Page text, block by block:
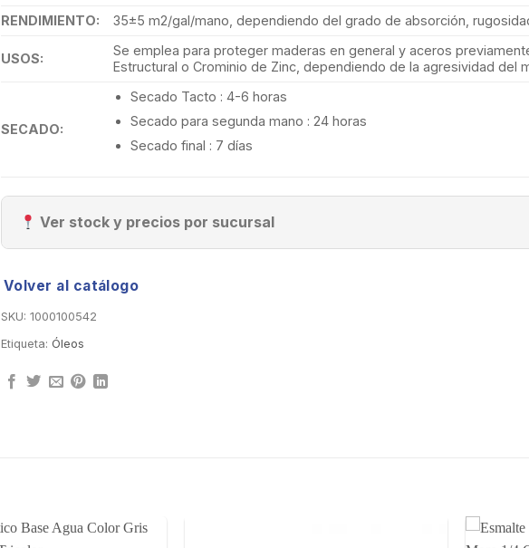
RENDIMIENTO:
35±5 m2/gal/mano, dependiendo del grado de absorción,
USOS:
Se emplea para proteger maderas en general y aceros
Estructural o Crominio de Zinc, dependiendo de la agresividad del
SECADO:
Secado Tacto : 4-6 horas
Secado para segunda mano : 24 horas
Secado final : 7 días
Ver stock y precios por sucursal
Volver al catálogo
SKU: 1000100542
Etiqueta: Óleos